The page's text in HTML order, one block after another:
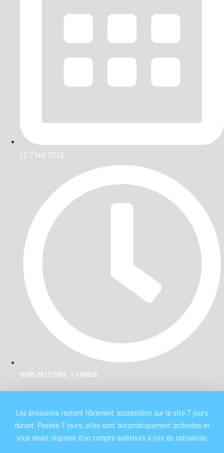
LE 7 MAI 2016
TEMPS DE LECTURE : < 1 MINUTE
Les émissions restent librement accessibles sur le site 7 jours
durant. Passés 7 jours, elles sont automatiquement archivées et
vous devez disposer d'un compte auditeurs à jour de cotisation.